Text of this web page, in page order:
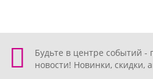
Будьте в центре событий
новости! Новинки, скидки,